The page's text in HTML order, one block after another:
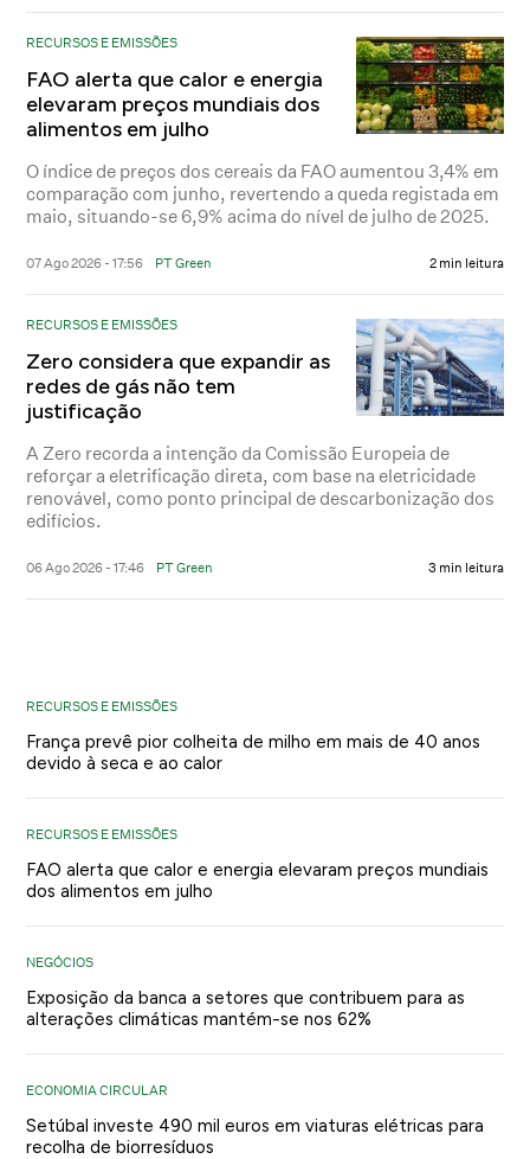
RECURSOS E EMISSÕES
FAO alerta que calor e energia
elevaram preços mundiais dos
alimentos em julho
O índice de preços dos cereais da FAO aumentou 3,4% em
comparação com junho, revertendo a queda registada em
maio, situando-se 6,9% acima do nível de julho de 2025.
07 Ago 2026 - 17:56 PT Green 2 min leitura
RECURSOS E EMISSÕES
Zero considera que expandir as
redes de gás não tem
justificação
A Zero recorda a intenção da Comissão Europeia de
reforçar a eletrificação direta, com base na eletricidade
renovável, como ponto principal de descarbonização dos
edifícios.
06 Ago 2026 - 17:46 PT Green 3 min leitura
RECURSOS E EMISSÕES
França prevê pior colheita de milho em mais de 40 anos
devido à seca e ao calor
RECURSOS E EMISSÕES
FAO alerta que calor e energia elevaram preços mundiais
dos alimentos em julho
NEGÓCIOS
Exposição da banca a setores que contribuem para as
alterações climáticas mantém-se nos 62%
ECONOMIA CIRCULAR
Setúbal investe 490 mil euros em viaturas elétricas para
recolha de biorresíduos